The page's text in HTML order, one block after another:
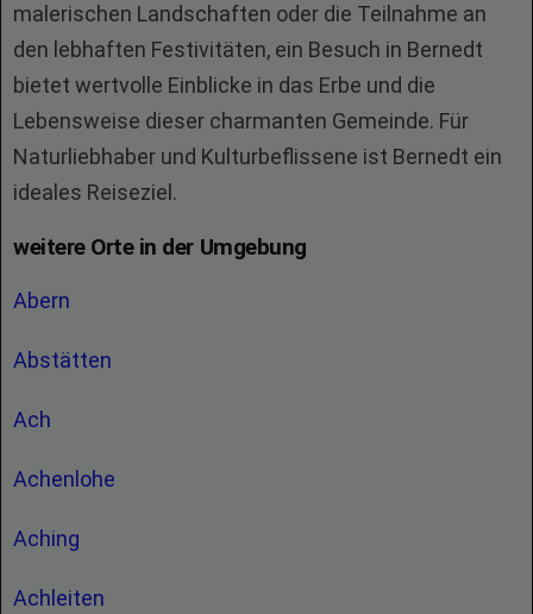
malerischen Landschaften oder die Teilnahme an
den lebhaften Festivitäten, ein Besuch in Bernedt
bietet wertvolle Einblicke in das Erbe und die
Lebensweise dieser charmanten Gemeinde. Für
Naturliebhaber und Kulturbeflissene ist Bernedt ein
ideales Reiseziel.
weitere Orte in der Umgebung
Abern
Abstätten
Ach
Achenlohe
Aching
Achleiten